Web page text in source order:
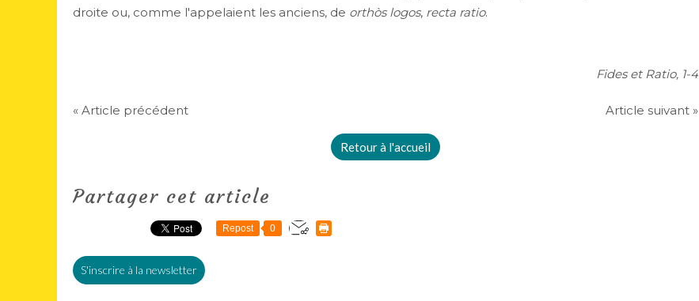
droite ou, comme l'appelaient les anciens, de orthòs logos, recta ratio.
Fides et Ratio, 1-4
« Article précédent Article suivant »
Retour à l'accueil
Partager cet article
Repost 0
S'inscrire à la newsletter